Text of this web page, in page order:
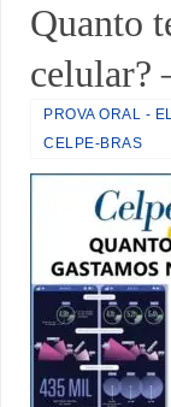
Quanto
celular?
PROVA ORAL -
CELPE-BRAS